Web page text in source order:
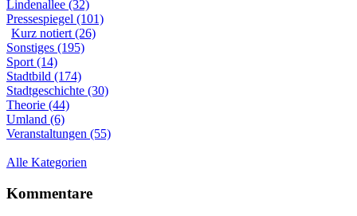
Lindenallee (32)
Pressespiegel (101)
Kurz notiert (26)
Sonstiges (195)
Sport (14)
Stadtbild (174)
Stadtgeschichte (30)
Theorie (44)
Umland (6)
Veranstaltungen (55)
Alle Kategorien
Kommentare